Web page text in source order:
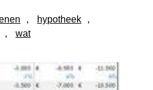
, hypotheek
, wat